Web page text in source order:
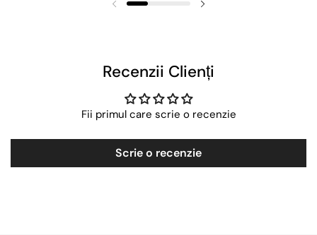
Recenzii Clienți
Fii primul care scrie o recenzie
Scrie o recenzie